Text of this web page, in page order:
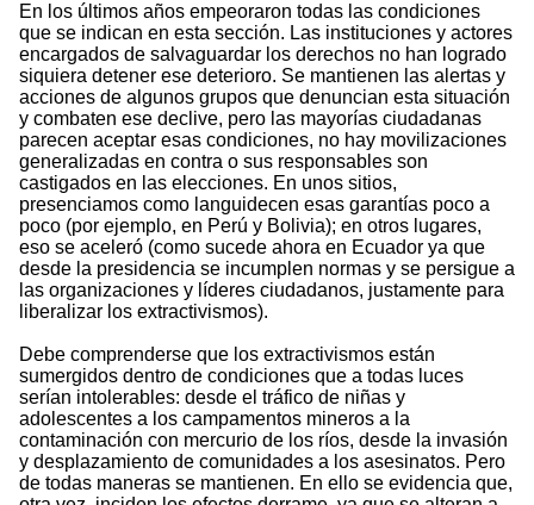
En los últimos años empeoraron todas las condiciones
que se indican en esta sección. Las instituciones y actores
encargados de salvaguardar los derechos no han logrado
siquiera detener ese deterioro. Se mantienen las alertas y
acciones de algunos grupos que denuncian esta situación
y combaten ese declive, pero las mayorías ciudadanas
parecen aceptar esas condiciones, no hay movilizaciones
generalizadas en contra o sus responsables son
castigados en las elecciones. En unos sitios,
presenciamos como languidecen esas garantías poco a
poco (por ejemplo, en Perú y Bolivia); en otros lugares,
eso se aceleró (como sucede ahora en Ecuador ya que
desde la presidencia se incumplen normas y se persigue a
las organizaciones y líderes ciudadanos, justamente para
liberalizar los extractivismos).
Debe comprenderse que los extractivismos están
sumergidos dentro de condiciones que a todas luces
serían intolerables: desde el tráfico de niñas y
adolescentes a los campamentos mineros a la
contaminación con mercurio de los ríos, desde la invasión
y desplazamiento de comunidades a los asesinatos. Pero
de todas maneras se mantienen. En ello se evidencia que,